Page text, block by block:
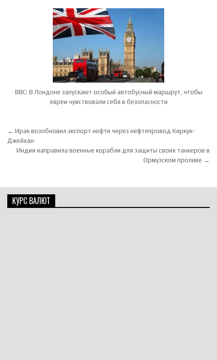
BBC: В Лондоне запускают особый автобусный маршрут, чтобы
евреи чувствовали себя в безопасности
Навигация по записям
← Ирак возобновил экспорт нефти через нефтепровод Киркук-
Джейхан
Индия направила военные корабли для защиты своих танкеров в
Ормузском проливе →
КУРС ВАЛЮТ